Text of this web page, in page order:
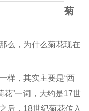
菊
么，为什么菊花现在
样，其实主要是“西
花”一词，大约是17世
后，18世纪菊花传入